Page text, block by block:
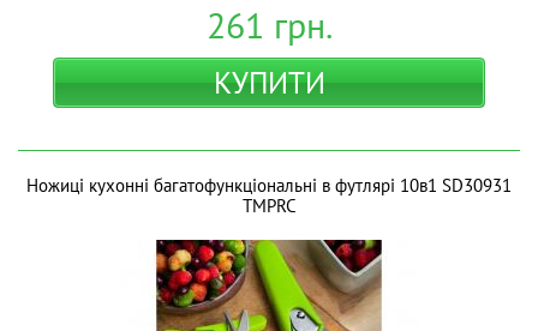
261 грн.
КУПИТИ
Ножиці кухонні багатофункціональні в футлярі 10в1 SD30931
ТМPRC